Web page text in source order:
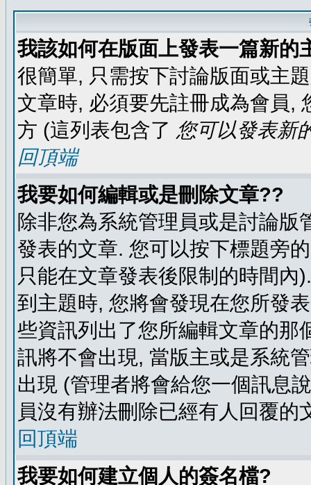
我該如何在版面上發表一篇新的
很簡單, 只需按下討論版面或主
文章時, 必須要先註冊成為會員,
方 (這列表包含了 您可以發表新
回頂端
我要如何編輯或是刪除文章??
除非您為系統管理員或是討論
發表的文章. 您可以按下標題旁
只能在文章發表後限制的時間
到主題時, 您將會發現在您所發
些資訊列出了您所編輯文章的那
訊將不會出現, 當版主或是系統
出現 (管理者將會給您一個訊息
員沒有辦法刪除已經有人回覆的
回頂端
我要如何建立個人的簽名檔?